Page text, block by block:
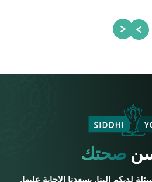
صحتك
لديكم إلينا. يسعدنا الإجابة عليها.